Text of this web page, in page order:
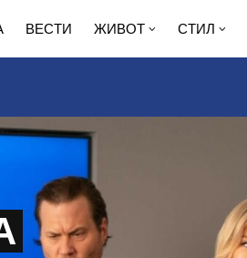
ВЕСТИ ЖИВОТ СТИЛ